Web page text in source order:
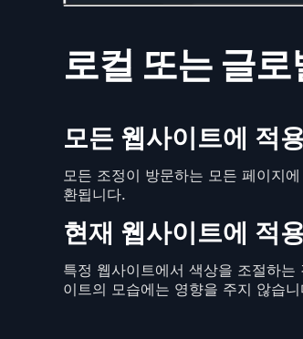
로컬 또는 글
모든 웹사이트에 적
모든 조정이 방문하는 모든 페이지
환됩니다.
현재 웹사이트에 적
특정 웹사이트에서 색상을 조절하
이트의 모습에는 영향을 주지 않습